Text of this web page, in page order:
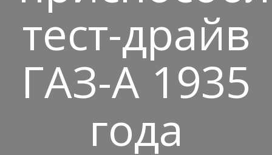
тест-драйв
ГАЗ-А 1935
года